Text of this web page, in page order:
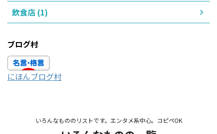
飲食店 (1)
ブログ村
にほんブログ村
いろんなもののリストです。エンタメ系中心。コピペOK